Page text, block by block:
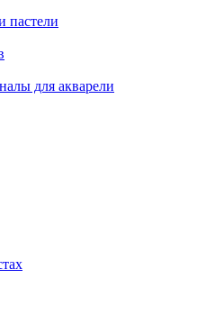
пастели
для акварели